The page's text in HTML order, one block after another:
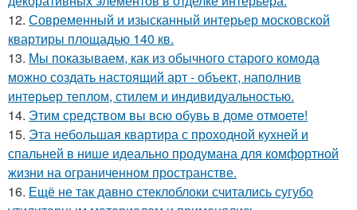
12. Современный и изысканный интерьер московской
квартиры площадью 140 кв.
13. Мы показываем, как из обычного старого комода
можно создать настоящий арт - объект, наполнив
интерьер теплом, стилем и индивидуальностью.
14. Этим средством вы всю обувь в доме отмоете!
15. Эта небольшая квартира с проходной кухней и
спальней в нише идеально продумана для комфортной
жизни на ограниченном пространстве.
16. Ещё не так давно стеклоблоки считались сугубо